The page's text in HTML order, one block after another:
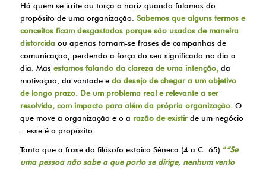
Há quem se irrite ou torça o nariz quando falamos do
propósito de uma organização. Sabemos que alguns termos e
conceitos ficam desgastados porque são usados de maneira
distorcidaou apenas tornam-se frases de campanhas de
comunicação, perdendo a força do seu significado no dia a
dia. Mas estamos falando da clareza de uma intenção,da
motivação, da vontade e do desejo de chegar a um objetivo
de longo prazo. De um problema real e relevante a ser
resolvido, com impacto para além da própria organização. O
que move a organização e o a razão de existirde um negócio
– esse é o propósito.
Tanto que a frase do filósofo estoico Sêneca (4 a.C -65) ““Se
uma pessoa não sabe a que porto se dirige, nenhum vento